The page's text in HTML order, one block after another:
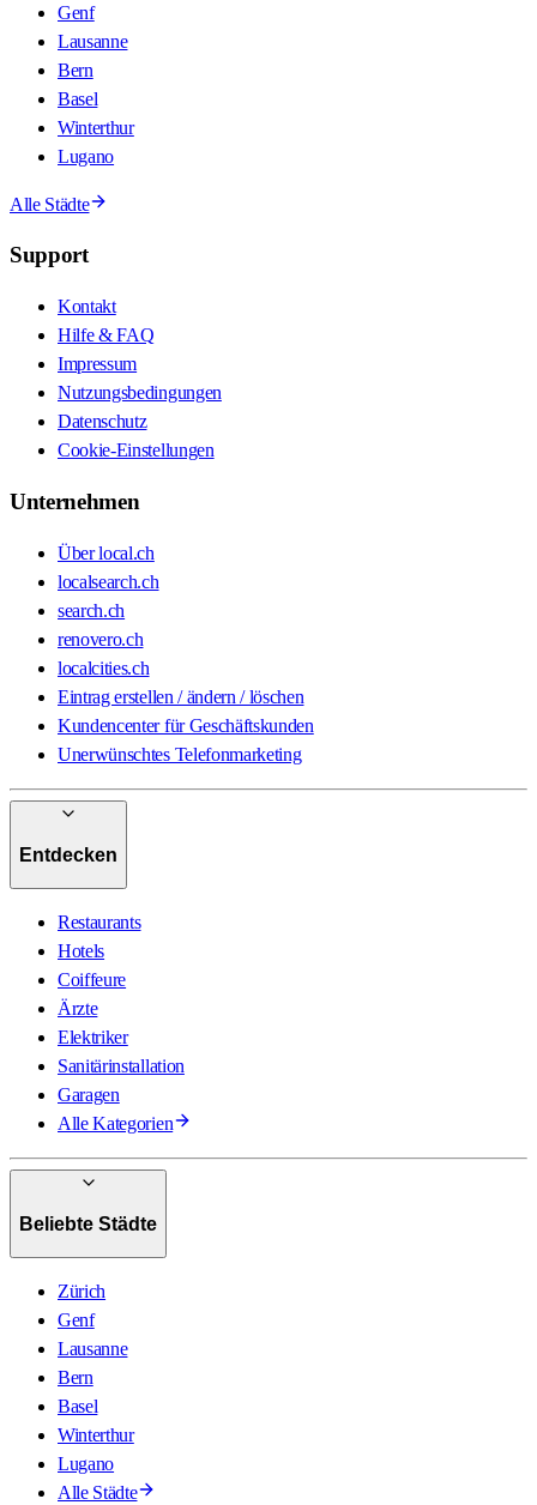
Genf
Lausanne
Bern
Basel
Winterthur
Lugano
Alle Städte
Support
Kontakt
Hilfe & FAQ
Impressum
Nutzungsbedingungen
Datenschutz
Cookie-Einstellungen
Unternehmen
Über local.ch
localsearch.ch
search.ch
renovero.ch
localcities.ch
Eintrag erstellen / ändern / löschen
Kundencenter für Geschäftskunden
Unerwünschtes Telefonmarketing
Entdecken
Restaurants
Hotels
Coiffeure
Ärzte
Elektriker
Sanitärinstallation
Garagen
Alle Kategorien
Beliebte Städte
Zürich
Genf
Lausanne
Bern
Basel
Winterthur
Lugano
Alle Städte